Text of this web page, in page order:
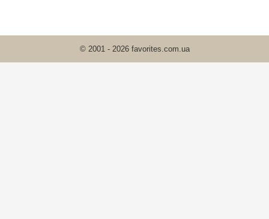
© 2001 - 2026 favorites.com.ua